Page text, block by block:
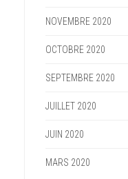
NOVEMBRE 2020
OCTOBRE 2020
SEPTEMBRE 2020
JUILLET 2020
JUIN 2020
MARS 2020